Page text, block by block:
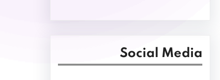
Social Media